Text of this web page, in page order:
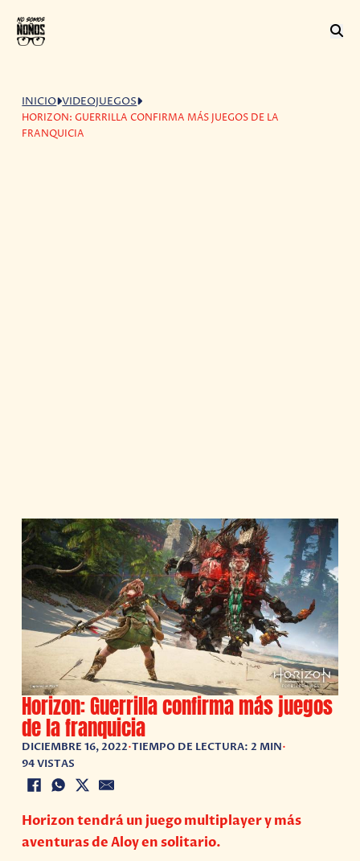
INICIO VIDEOJUEGOS
HORIZON: GUERRILLA CONFIRMA MÁS JUEGOS DE LA
FRANQUICIA
Horizon: Guerrilla confirma más juegos
de la franquicia
DICIEMBRE 16, 2022•TIEMPO DE LECTURA: 2 MIN•
94 VISTAS
Horizon tendrá un juego multiplayer y más
aventuras de Aloy en solitario.